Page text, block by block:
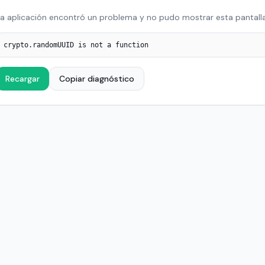
aplicación encontró un problema y no pudo mostrar esta
crypto.randomUUID is not a function
Recargar Copiar diagnóstico